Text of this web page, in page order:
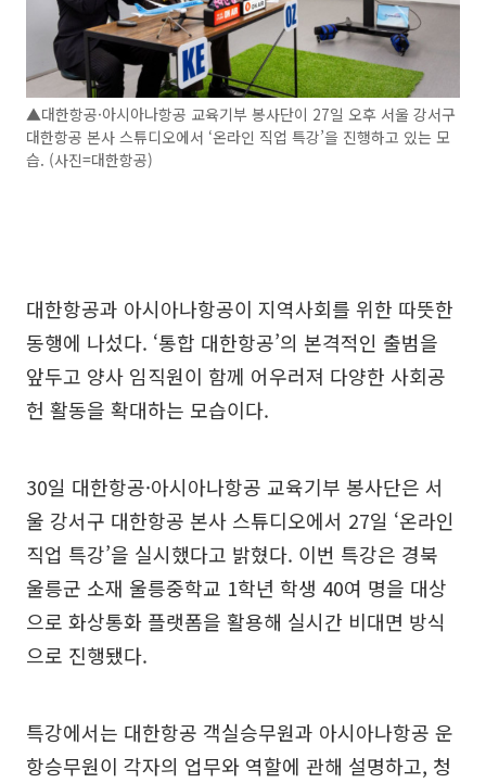
▲대한항공·아시아나항공 교육기부 봉사단이 27일 오후 서울 강서구
대한항공 본사 스튜디오에서 ‘온라인 직업 특강’을 진행하고 있는 모
습. (사진=대한항공)
대한항공과 아시아나항공이 지역사회를 위한 따뜻한
동행에 나섰다. ‘통합 대한항공’의 본격적인 출범을
앞두고 양사 임직원이 함께 어우러져 다양한 사회공
헌 활동을 확대하는 모습이다.
30일 대한항공·아시아나항공 교육기부 봉사단은 서
울 강서구 대한항공 본사 스튜디오에서 27일 ‘온라인
직업 특강’을 실시했다고 밝혔다. 이번 특강은 경북
울릉군 소재 울릉중학교 1학년 학생 40여 명을 대상
으로 화상통화 플랫폼을 활용해 실시간 비대면 방식
으로 진행됐다.
특강에서는 대한항공 객실승무원과 아시아나항공 운
항승무원이 각자의 업무와 역할에 관해 설명하고, 청